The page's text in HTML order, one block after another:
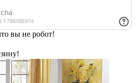
вы не робот!